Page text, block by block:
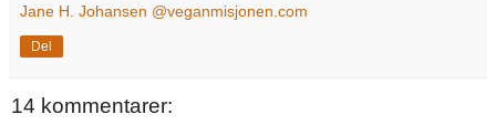
Jane H. Johansen @veganmisjonen.com
Del
14 kommentarer: